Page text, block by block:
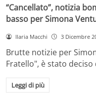
“Cancellato”, notizia
basso per Simona
Ilaria Macchi 3 Dicembre
Brutte notizie per
Fratello", è stato
Leggi di più